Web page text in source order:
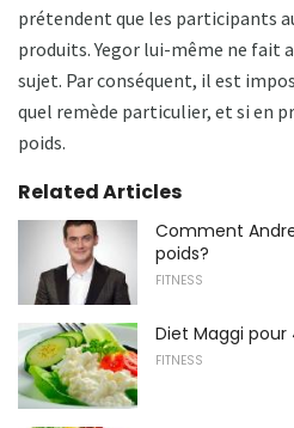
prétendent que les participants
produits. Yegor lui-même ne fait
sujet. Par conséquent, il est
quel remède particulier, et si en
poids.
Related Articles
Comment
poids?
FITNESS
Diet Maggi pour
FITNESS